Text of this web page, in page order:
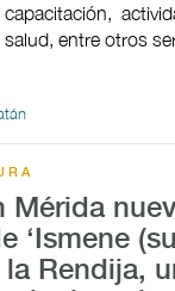
entre otros
Mérida
‘Ismene
Rendija,